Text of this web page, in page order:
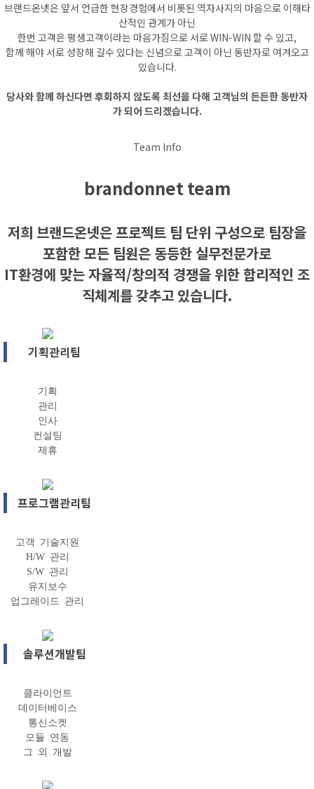
브랜드온넷은 앞서 언급한 현장경험에서 비롯된 역자사지의 마음으로 이해타
산적인 관계가 아닌
한번 고객은 평생고객이라는 마음가짐으로 서로 WIN-WIN 할 수 있고,
함께 해야 서로 성장해 갈수 있다는 신념으로 고객이 아닌 동반자로 여겨오고
있습니다.
당사와 함께 하신다면 후회하지 않도록 최선을 다해 고객님의 든든한 동반자
가 되어 드리겠습니다.
Team Info
brandonnet team
저희 브랜드온넷은 프로젝트 팀 단위 구성으로 팀장을
포함한 모든 팀원은 동등한 실무전문가로
IT환경에 맞는 자율적/창의적 경쟁을 위한 합리적인 조
직체계를 갖추고 있습니다.
기획관리팀
기획
관리
인사
컨설팅
제휴
프로그램관리팀
고객 기술지원
H/W 관리
S/W 관리
유지보수
업그레이드 관리
솔루션개발팀
클라이언트
데이터베이스
통신소켓
모듈 연동
그 외 개발